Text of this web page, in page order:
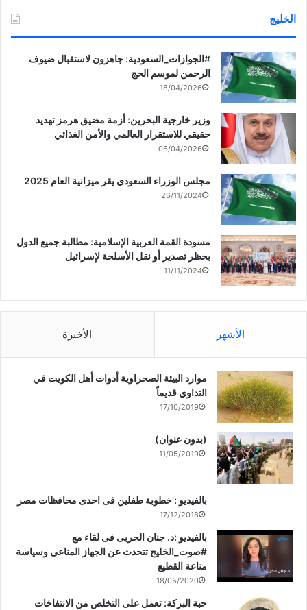
الخليج
‏‎#الجوازات_السعودية: جاهزون لاستقبال ضيوف
الرحمن لموسم الحج
18/04/2026
وزير خارجية البحرين: أزمة مضيق هرمز تهديد
حقيقي للاستقرار العالمي والأمن الغذائي
06/04/2026
مجلس الوزراء السعودي يقر ميزانية العام 2025
26/11/2024
مسودة القمة العربية الإسلامية: مطالبة جميع الدول
بحظر تصدير أو نقل الأسلحة لإسرائيل
11/11/2024
الأشهر الأخيرة
موارد البيئة الصحراوية أدوات أهل الكويت في
التداوي قديماً
17/10/2019
(بدون عنوان)
11/05/2019
بالفيديو : خطوبة طفلين فى احدى محافظات مصر
17/12/2018
بالفيديو :د. جنان الحربى فى لقاء مع
#صوت_الخليج تتحدث عن الجهاز المناعى وسياسة
مناعة القطيع
18/05/2020
حبة البركة: تعمل على التخلص من الانتفاخات